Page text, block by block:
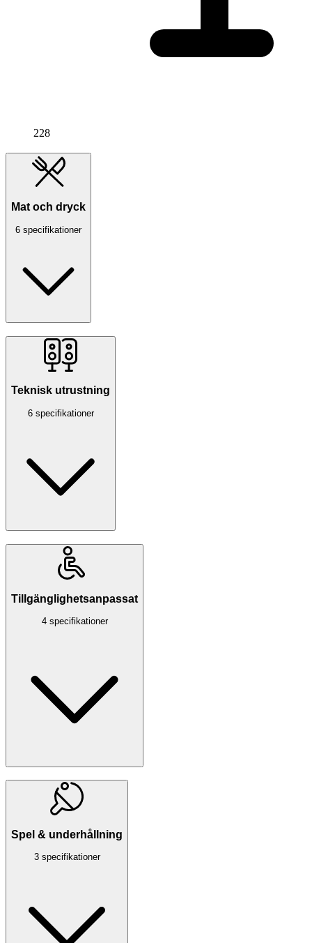
228
Mat och dryck
6 specifikationer
Teknisk utrustning
6 specifikationer
Tillgänglighetsanpassat
4 specifikationer
Spel & underhållning
3 specifikationer